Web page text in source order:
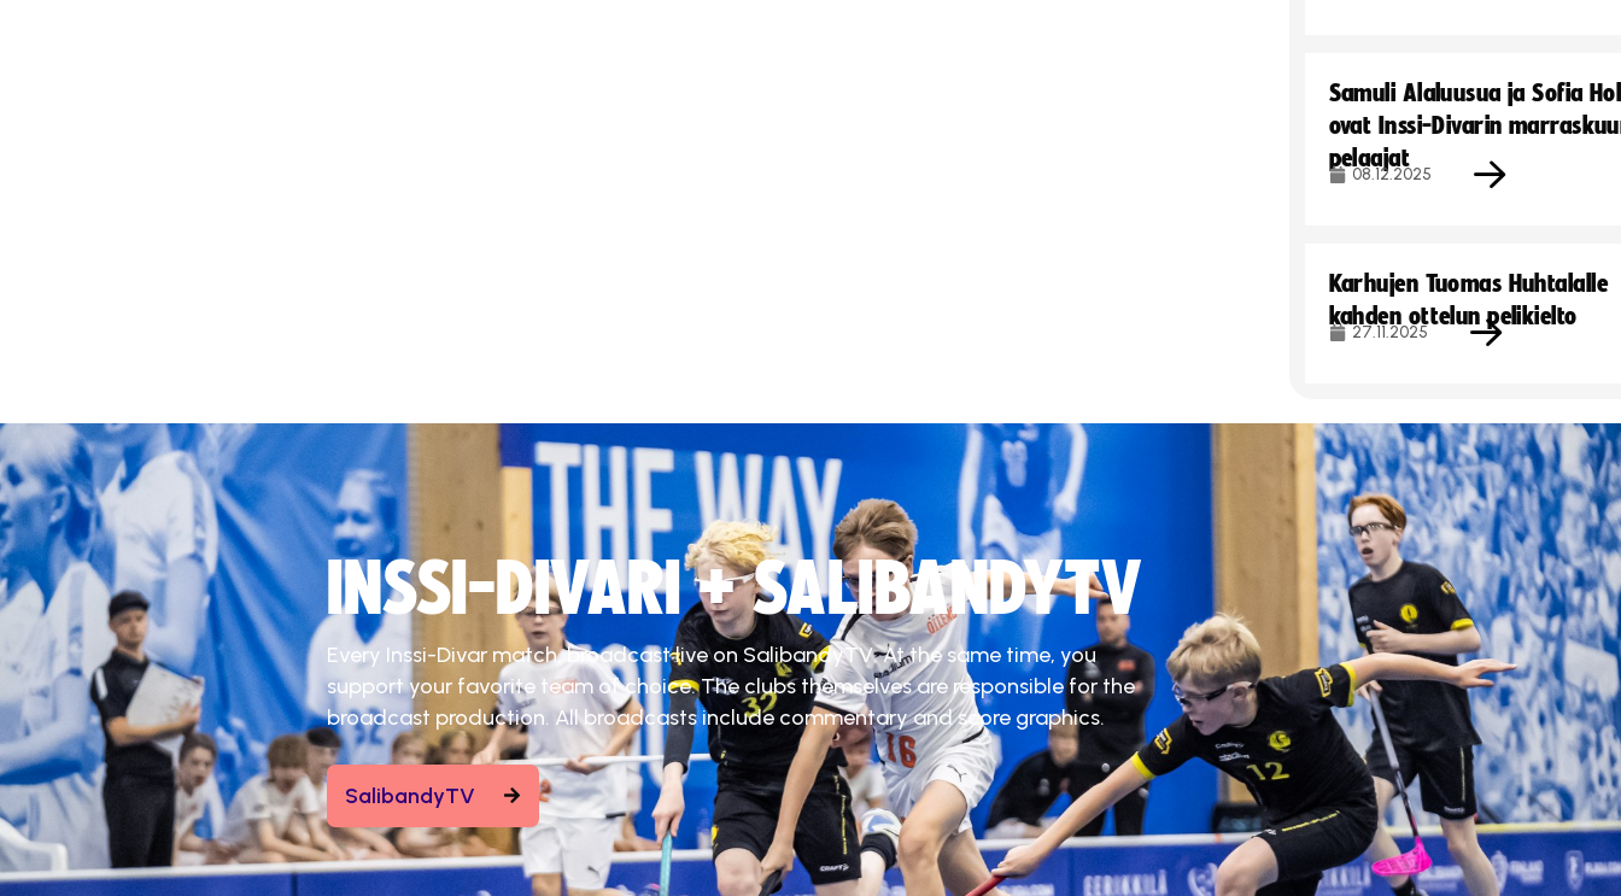
Samuli Alaluusua ja Sofia
ovat Inssi-Divarin
pelaajat
08.12.2025
Karhujen Tuomas Huhtalalle
kahden ottelun pelikielto
27.11.2025
INSSI-DIVARI + SALIBANDYTV
Every Inssi-Divar match, broadcast live on SalibandyTV. At the same time, you
support your favorite team of choice. The clubs themselves are responsible for the
broadcast production. All broadcasts include commentary and score graphics.
SalibandyTV